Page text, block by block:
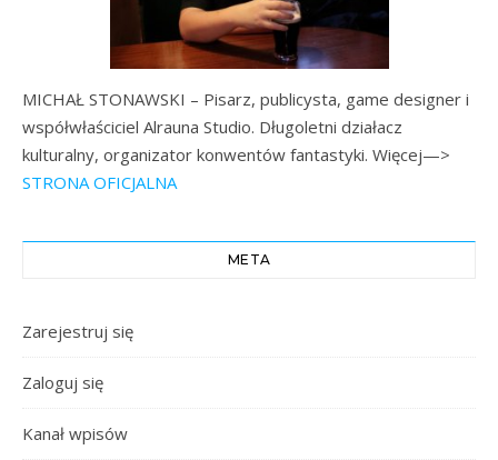
MICHAŁ STONAWSKI – Pisarz, publicysta, game designer i
współwłaściciel Alrauna Studio. Długoletni działacz
kulturalny, organizator konwentów fantastyki. Więcej—>
STRONA OFICJALNA
META
Zarejestruj się
Zaloguj się
Kanał wpisów